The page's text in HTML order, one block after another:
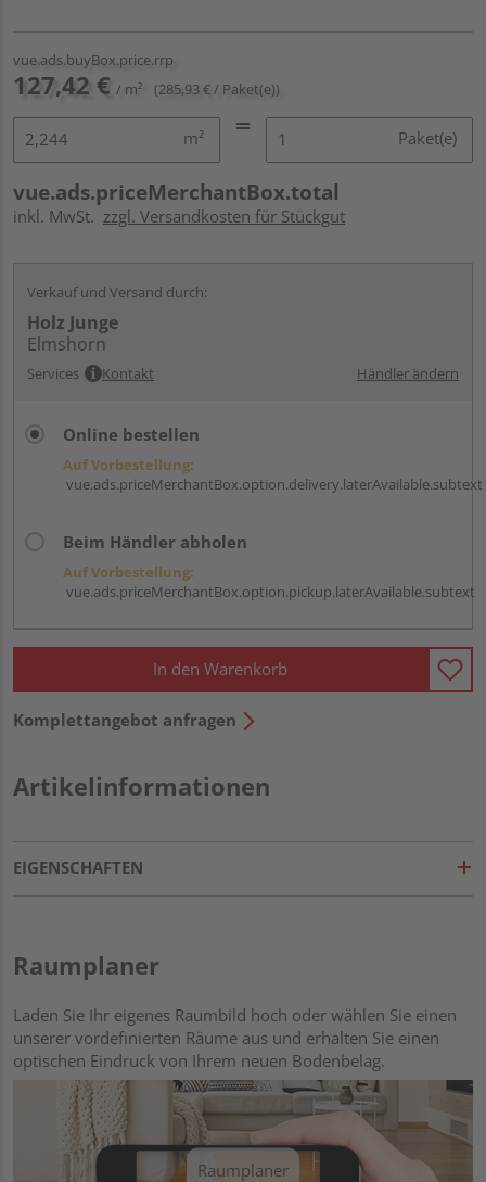
vue.ads.buyBox.price.rrp
127,42 € / m² (285,93 € / Paket(e))
m² Paket(e)
vue.ads.priceMerchantBox.total
inkl. MwSt. zzgl. Versandkosten für Stückgut
Verkauf und Versand durch:
Holz Junge
Elmshorn
Services Kontakt Händler ändern
Online bestellen
Auf Vorbestellung:
vue.ads.priceMerchantBox.option.delivery.laterAvailable.subtext
Beim Händler abholen
Auf Vorbestellung:
vue.ads.priceMerchantBox.option.pickup.laterAvailable.subtext
In den Warenkorb
Komplettangebot anfragen
Artikelinformationen
EIGENSCHAFTEN
Raumplaner
Laden Sie Ihr eigenes Raumbild hoch oder wählen Sie einen
unserer vordefinierten Räume aus und erhalten Sie einen
optischen Eindruck von Ihrem neuen Bodenbelag.
Raumplaner